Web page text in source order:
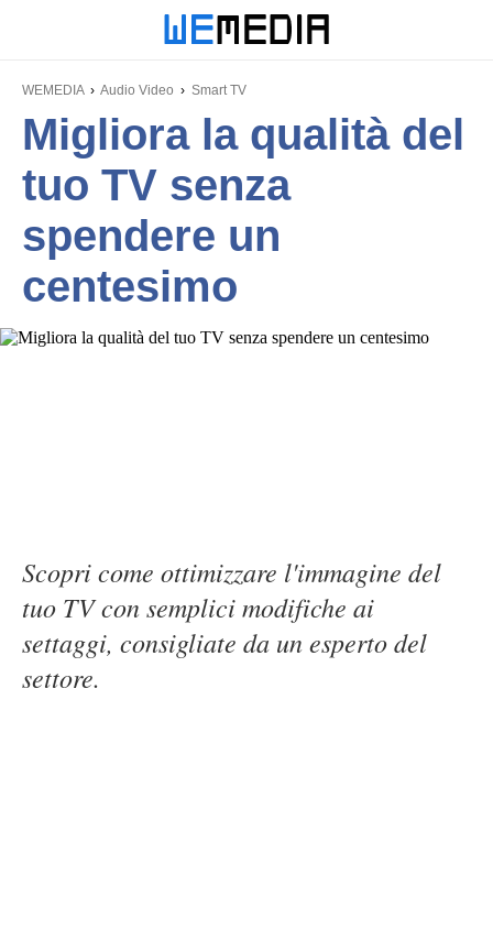
WEMEDIA Audio Video Smart TV
Migliora la qualità del
tuo TV senza
spendere un
centesimo
Scopri come ottimizzare l'immagine del
tuo TV con semplici modifiche ai
settaggi, consigliate da un esperto del
settore.